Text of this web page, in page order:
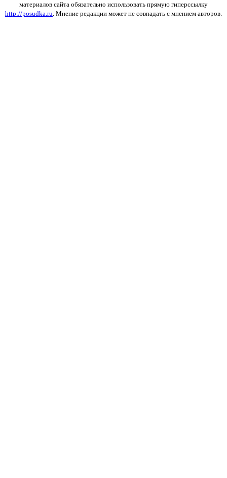
материалов сайта обязательно использовать прямую гиперссылку
http://posudka.ru. Мнение редакции может не совпадать с мнением авторов.